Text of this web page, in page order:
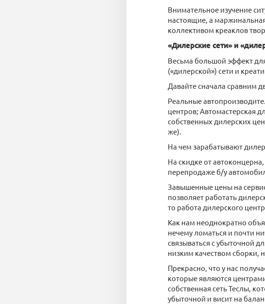
Внимательное изучение
настоящие, а
коллективом креаклов
«Дилерские сети» и
Весьма большой эффект
(«дилерской») сети и
Давайте сначала сравним
Реальные
центров; Автомастерская
собственных дилерских
же).
На чем зарабатывают
На скидке от
перепродаже б/у
Завышенные цены на
позволяет работать
то работа дилерского
Как нам неоднократно
нечему ломаться и почти
связываться с убыточной
низким качеством сборки,
Прекрасно, что у нас
которые являются
собственная сеть Теслы,
убыточной и висит на